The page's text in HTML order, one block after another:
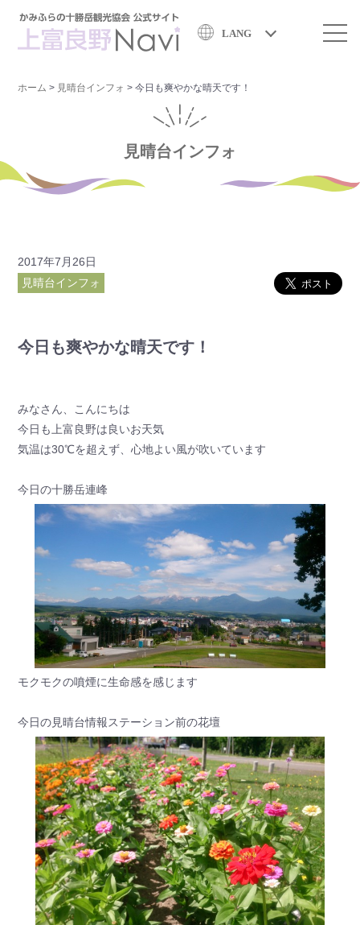
LANG
ホーム > 見晴台インフォ >今日も爽やかな晴天です！
見晴台インフォ
2017年7月26日
見晴台インフォ
今日も爽やかな晴天です！
みなさん、こんにちは
今日も上富良野は良いお天気
気温は30℃を超えず、心地よい風が吹いています
今日の十勝岳連峰
モクモクの噴煙に生命感を感じます
今日の見晴台情報ステーション前の花壇